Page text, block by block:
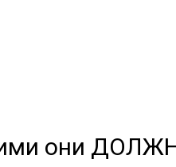
они